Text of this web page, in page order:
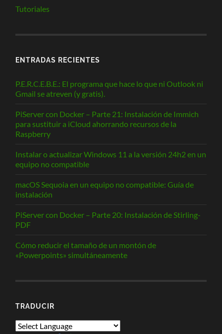
Tutoriales
ENTRADAS RECIENTES
P.E.R.C.E.B.E.: El programa que hace lo que ni Outlook ni
Gmail se atreven (y gratis).
PiServer con Docker – Parte 21: Instalación de Immich
para sustituir a iCloud ahorrando recursos de la
Raspberry
Instalar o actualizar Windows 11 a la versión 24h2 en un
equipo no compatible
macOS Sequoia en un equipo no compatible: Guía de
instalación
PiServer con Docker – Parte 20: Instalación de Stirling-
PDF
Cómo reducir el tamaño de un montón de
«Powerpoints» simultáneamente
TRADUCIR